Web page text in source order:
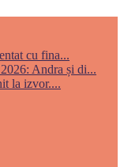
cu fina...
Andra și di...
la izvor....